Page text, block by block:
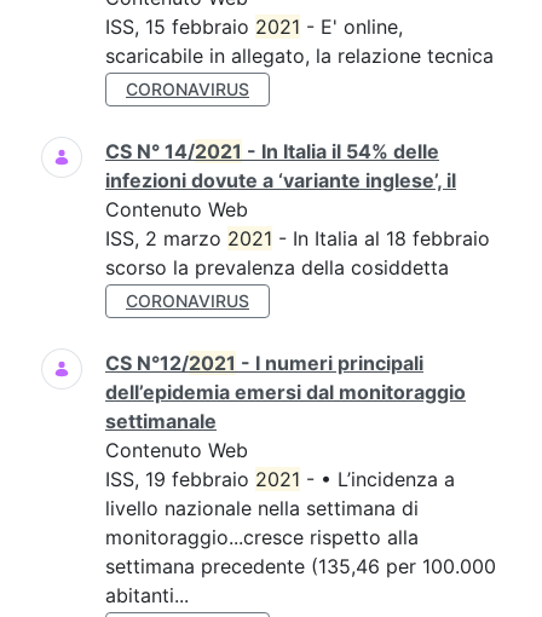
ISS, 15 febbraio 2021 - E' online,
scaricabile in allegato, la relazione tecnica
CORONAVIRUS
CS N° 14/2021 - In Italia il 54% delle
infezioni dovute a ‘variante inglese’, il
Contenuto Web
ISS, 2 marzo 2021 - In Italia al 18 febbraio
scorso la prevalenza della cosiddetta
CORONAVIRUS
CS N°12/2021 - I numeri principali
dell’epidemia emersi dal monitoraggio
settimanale
Contenuto Web
ISS, 19 febbraio 2021 - • L’incidenza a
livello nazionale nella settimana di
monitoraggio...cresce rispetto alla
settimana precedente (135,46 per 100.000
abitanti...